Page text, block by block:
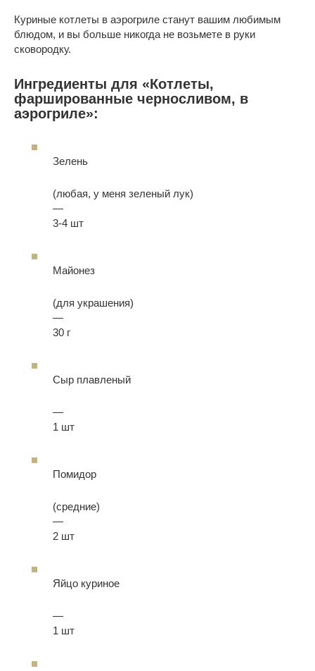
Куриные котлеты в аэрогриле станут вашим любимым
блюдом, и вы больше никогда не возьмете в руки
сковородку.
Ингредиенты для «Котлеты,
фаршированные черносливом, в
аэрогриле»:
Зелень
(любая, у меня зеленый лук)
—
3-4 шт
Майонез
(для украшения)
—
30 г
Сыр плавленый
—
1 шт
Помидор
(средние)
—
2 шт
Яйцо куриное
—
1 шт